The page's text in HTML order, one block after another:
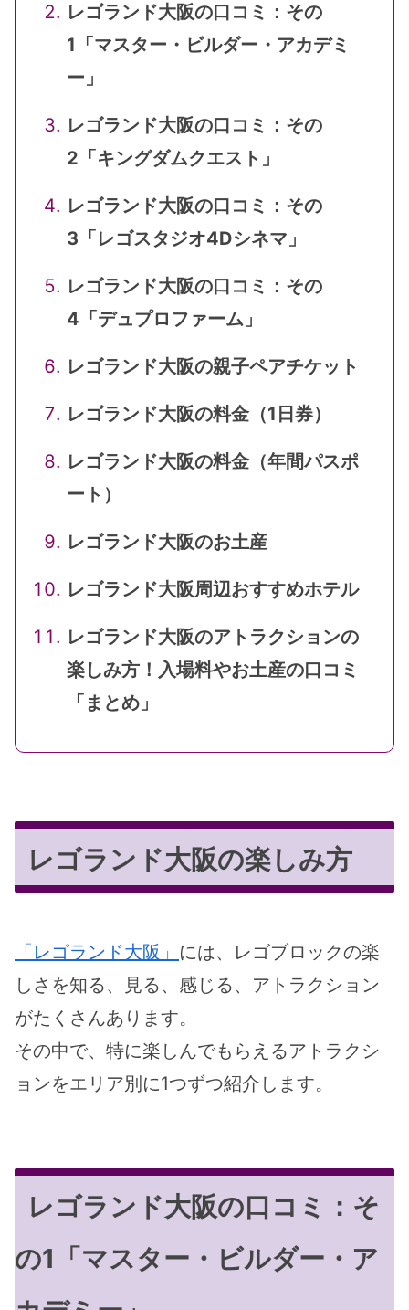
レゴランド大阪の口コミ：その
1「マスター・ビルダー・アカデミ
ー」
レゴランド大阪の口コミ：その
2「キングダムクエスト」
レゴランド大阪の口コミ：その
3「レゴスタジオ4Dシネマ」
レゴランド大阪の口コミ：その
4「デュプロファーム」
レゴランド大阪の親子ペアチケット
レゴランド大阪の料金（1日券）
レゴランド大阪の料金（年間パスポ
ート）
レゴランド大阪のお土産
レゴランド大阪周辺おすすめホテル
レゴランド大阪のアトラクションの
楽しみ方！入場料やお土産の口コミ
「まとめ」
レゴランド大阪の楽しみ方
「レゴランド大阪」 には、レゴブロックの楽
しさを知る、見る、感じる、アトラクション
がたくさんあります。
その中で、特に楽しんでもらえるアトラクシ
ョンをエリア別に1つずつ紹介します。
レゴランド大阪の口コミ：そ
の1「マスター・ビルダー・ア